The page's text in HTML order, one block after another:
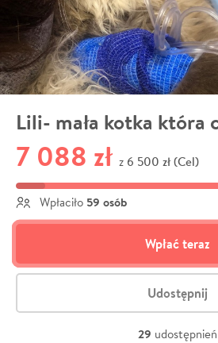
Lili- mała kotka która
7 088 zł z 6 500 zł (Cel)
Wpłaciło 59 osób
Wpłać teraz
Udostępnij
29 udostępnień